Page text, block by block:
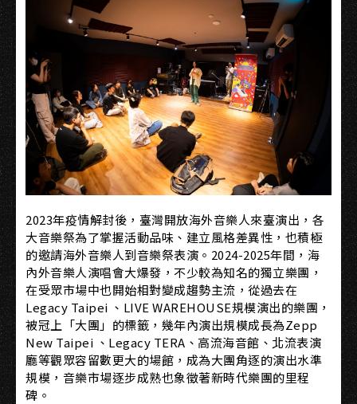
2023年疫情解封後，臺灣開放海外音樂人來臺演出，各
大音樂祭為了掌握活動品味、建立風格差異性，也積極
的邀請海外音樂人到音樂祭表演。2024-2025年間，海
內外音樂人演唱會大爆發，不少較為知名的獨立樂團，
在受眾市場中也開始相對變成趨勢主流，從過去在
Legacy Taipei 、LIVE WAREHOUSE規模演出的樂團，
被冠上「大團」的標籤，幾年內演出規模成長為Zepp
New Taipei 、Legacy TERA、高流海音館、北流表演
廳等觀眾容留數更大的場館，成為大團角逐的演出水準
規模，音樂市場逐步成熟也象徵著新時代樂團的里程
碑。